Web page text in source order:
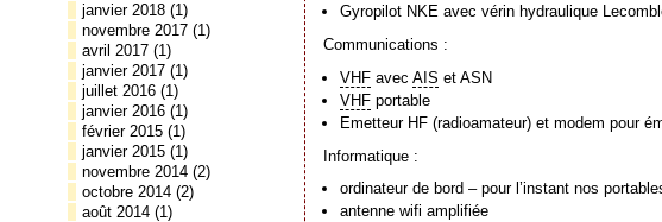
janvier 2018 (1)
novembre 2017 (1)
avril 2017 (1)
janvier 2017 (1)
juillet 2016 (1)
janvier 2016 (1)
février 2015 (1)
janvier 2015 (1)
novembre 2014 (2)
octobre 2014 (2)
août 2014 (1)
Gyropilot NKE avec vérin hydraulique
Communications :
VHF avecAIS et ASN
VHF portable
Emetteur HF (radioamateur) et modem pour
Informatique :
ordinateur de bord – pour l’instant nos
antenne wifi amplifiée